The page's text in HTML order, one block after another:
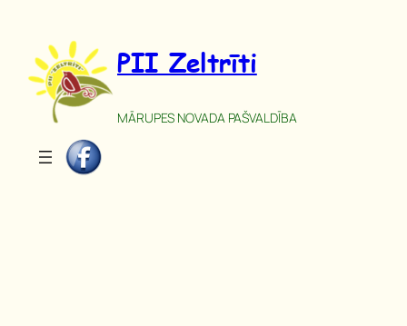
saturu
PII Zeltrīti
MĀRUPES NOVADA PAŠVALDĪBA